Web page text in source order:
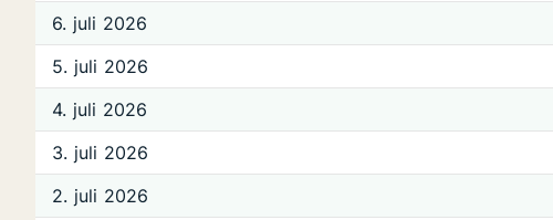
6. juli 2026
5. juli 2026
4. juli 2026
3. juli 2026
2. juli 2026